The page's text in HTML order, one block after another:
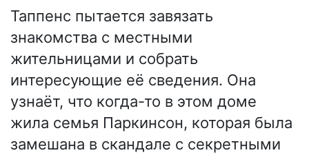
Таппенс пытается завязать
знакомства с местными
жительницами и собрать
интересующие её сведения. Она
узнаёт, что когда-то в этом доме
жила семья Паркинсон, которая была
замешана в скандале с секретными